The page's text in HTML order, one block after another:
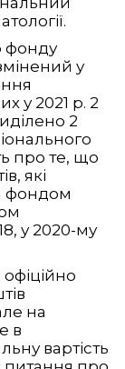
фонду
у
у 2021 р. 2
2
про те, що
які
фондом
у 2020-му
на
в
вартість